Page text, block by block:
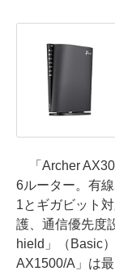
「Archer
6ルーター。有
1とギガビット
護、通信優先度
hield」（Basic
AX1500/A」は